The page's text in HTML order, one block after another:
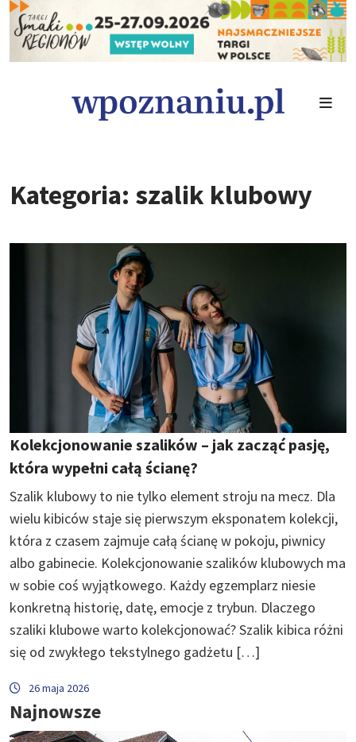
Kategoria: szalik klubowy
Kolekcjonowanie szalików – jak zacząć pasję,
która wypełni całą ścianę?
Szalik klubowy to nie tylko element stroju na mecz. Dla
wielu kibiców staje się pierwszym eksponatem kolekcji,
która z czasem zajmuje całą ścianę w pokoju, piwnicy
albo gabinecie. Kolekcjonowanie szalików klubowych ma
w sobie coś wyjątkowego. Każdy egzemplarz niesie
konkretną historię, datę, emocje z trybun. Dlaczego
szaliki klubowe warto kolekcjonować? Szalik kibica różni
się od zwykłego tekstylnego gadżetu […]
26 maja 2026
Najnowsze